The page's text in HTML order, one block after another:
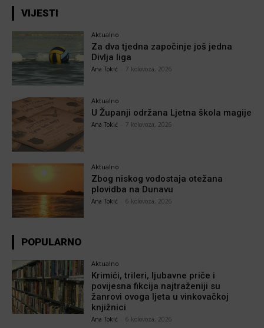
VIJESTI
Aktualno
Za dva tjedna započinje još jedna
Divlja liga
Ana Tokić 7 kolovoza, 2026
Aktualno
U Županji održana Ljetna škola magije
Ana Tokić 7 kolovoza, 2026
Aktualno
Zbog niskog vodostaja otežana
plovidba na Dunavu
Ana Tokić 6 kolovoza, 2026
POPULARNO
Aktualno
Krimići, trileri, ljubavne priče i
povijesna fikcija najtraženiji su
žanrovi ovoga ljeta u vinkovačkoj
knjižnici
Ana Tokić 6 kolovoza, 2026